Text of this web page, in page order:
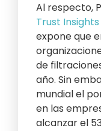
Al respecto,
Trust
expone que
de
año. Sin
mundial el
en las
alcanzar el